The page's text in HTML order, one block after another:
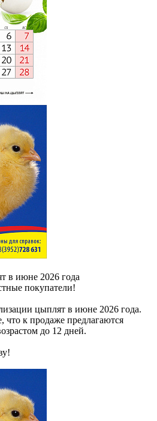
в июне 2026 года
покупатели!
цыплят в июне 2026 года.
к продаже предлагаются
до 12 дней.